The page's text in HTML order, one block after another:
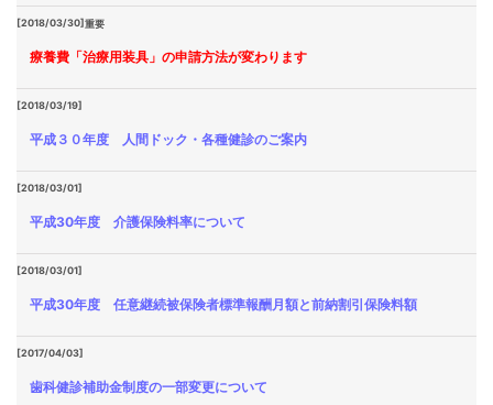
[2018/03/30]重要
療養費「治療用装具」の申請方法が変わります
[2018/03/19]
平成３０年度 人間ドック・各種健診のご案内
[2018/03/01]
平成30年度 介護保険料率について
[2018/03/01]
平成30年度 任意継続被保険者標準報酬月額と前納割引保険料額
[2017/04/03]
歯科健診補助金制度の一部変更について